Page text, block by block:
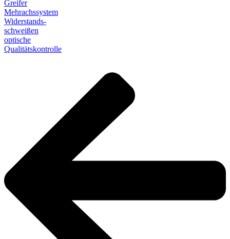
Greifer
Mehrachssystem
Widerstands-
schweißen
optische
Qualitätskontrolle